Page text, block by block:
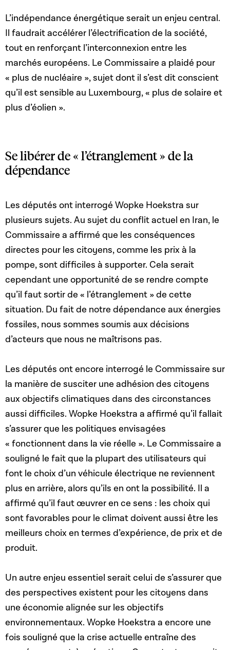
L’indépendance énergétique serait un enjeu central.
Il faudrait accélérer l’électrification de la société,
tout en renforçant l’interconnexion entre les
marchés européens. Le Commissaire a plaidé pour
« plus de nucléaire », sujet dont il s’est dit conscient
qu’il est sensible au Luxembourg, « plus de solaire et
plus d’éolien ».
Se libérer de « l’étranglement » de la
dépendance
Les députés ont interrogé Wopke Hoekstra sur
plusieurs sujets. Au sujet du conflit actuel en Iran, le
Commissaire a affirmé que les conséquences
directes pour les citoyens, comme les prix à la
pompe, sont difficiles à supporter. Cela serait
cependant une opportunité de se rendre compte
qu’il faut sortir de « l’étranglement » de cette
situation. Du fait de notre dépendance aux énergies
fossiles, nous sommes soumis aux décisions
d’acteurs que nous ne maîtrisons pas.
Les députés ont encore interrogé le Commissaire sur
la manière de susciter une adhésion des citoyens
aux objectifs climatiques dans des circonstances
aussi difficiles. Wopke Hoekstra a affirmé qu’il fallait
s’assurer que les politiques envisagées
« fonctionnent dans la vie réelle ». Le Commissaire a
souligné le fait que la plupart des utilisateurs qui
font le choix d’un véhicule électrique ne reviennent
plus en arrière, alors qu’ils en ont la possibilité. Il a
affirmé qu’il faut œuvrer en ce sens : les choix qui
sont favorables pour le climat doivent aussi être les
meilleurs choix en termes d’expérience, de prix et de
produit.
Un autre enjeu essentiel serait celui de s’assurer que
des perspectives existent pour les citoyens dans
une économie alignée sur les objectifs
environnementaux. Wopke Hoekstra a encore une
fois souligné que la crise actuelle entraîne des